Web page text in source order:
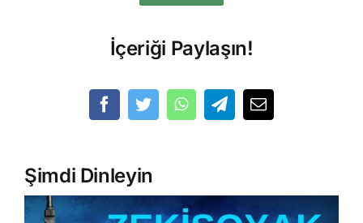
İçeriği Paylaşın!
Şimdi Dinleyin